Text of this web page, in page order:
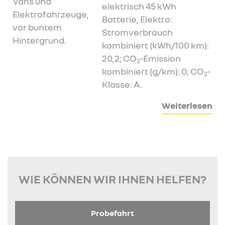
elektrisch 45 kWh
Batterie, Elektro:
Stromverbrauch
kombiniert (kWh/100 km):
20,2; CO2-Emission
kombiniert (g/km): 0; CO2-
Klasse: A.
Weiterlesen
WIE KÖNNEN WIR IHNEN HELFEN?
Probefahrt